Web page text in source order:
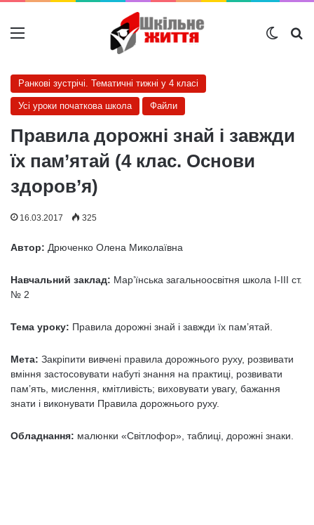
Меню
Ранкові зустрічі. Тематичні тижні у 4 класі
Усі уроки початкова школа Файли
Правила дорожні знай і завжди
їх пам’ятай (4 клас. Основи
здоров’я)
16.03.2017 325
Автор: Дрюченко Олена Миколаївна
Навчальний заклад: Мар’їнська загальноосвітня школа I-III ст.
№ 2
Тема уроку: Правила дорожні знай і завжди їх пам’ятай.
Мета: Закріпити вивчені правила дорожнього руху, розвивати
вміння застосовувати набуті знання на практиці, розвивати
пам’ять, мислення, кмітливість; виховувати увагу, бажання
знати і виконувати Правила дорожнього руху.
Обладнання: малюнки «Світлофор», таблиці, дорожні знаки.